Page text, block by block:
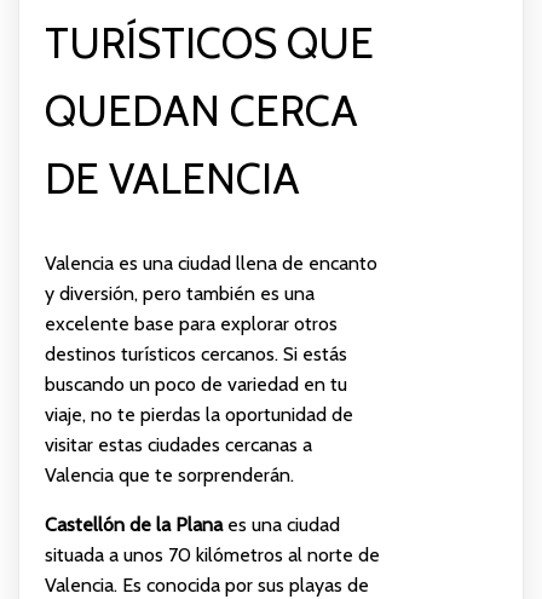
TURÍSTICOS QUE
QUEDAN CERCA
DE VALENCIA
Valencia es una ciudad llena de encanto
y diversión, pero también es una
excelente base para explorar otros
destinos turísticos cercanos. Si estás
buscando un poco de variedad en tu
viaje, no te pierdas la oportunidad de
visitar estas ciudades cercanas a
Valencia que te sorprenderán.
Castellón de la Planaes una ciudad
situada a unos 70 kilómetros al norte de
Valencia. Es conocida por sus playas de